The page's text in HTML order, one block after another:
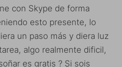
con Skype de forma
esto presente, lo
un paso más y diera luz
algo realmente dificil,
es gratis ? Si sois